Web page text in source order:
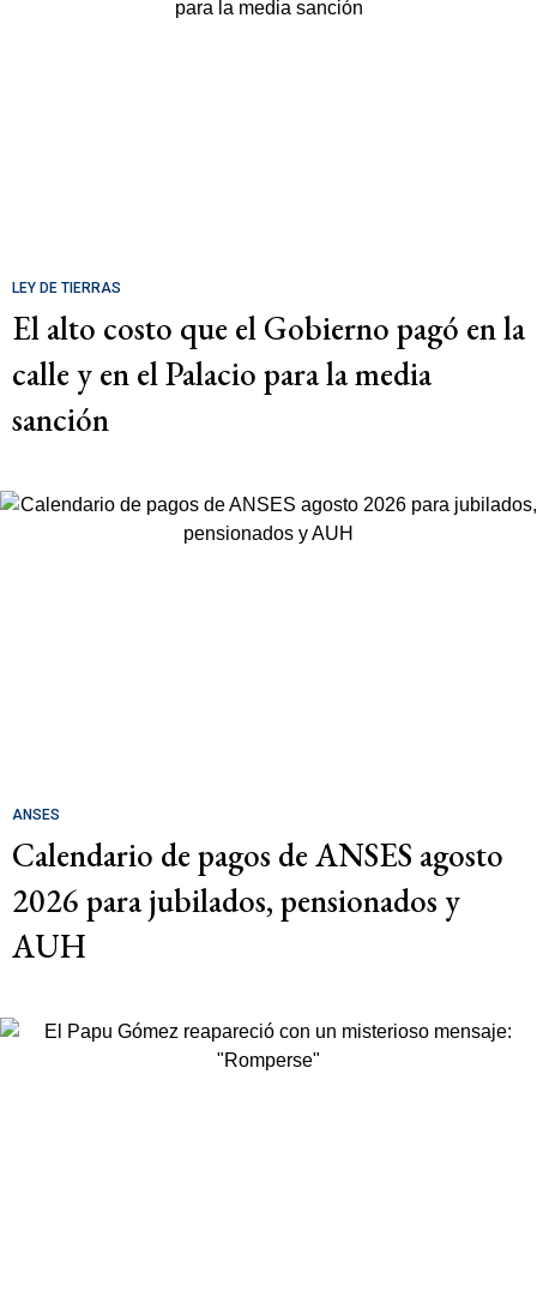
LEY DE TIERRAS
El alto costo que el Gobierno pagó en la
calle y en el Palacio para la media
sanción
ANSES
Calendario de pagos de ANSES agosto
2026 para jubilados, pensionados y
AUH